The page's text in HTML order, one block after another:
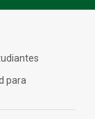
para